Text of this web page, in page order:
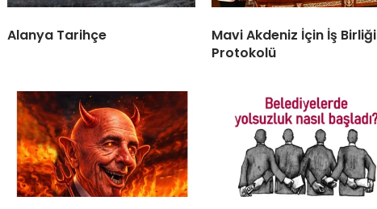
Alanya Tarihçe
Mavi Akdeniz İçin İş Birliği
Protokolü